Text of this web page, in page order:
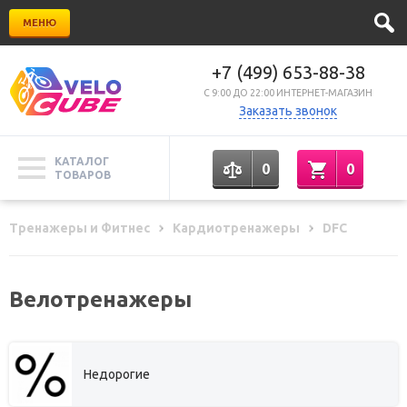
МЕНЮ
+7 (499) 653-88-38
C 9:00 ДО 22:00 ИНТЕРНЕТ-МАГАЗИН
Заказать звонок
КАТАЛОГ
ТОВАРОВ
0 0
Тренажеры и Фитнес Кардиотренажеры DFC
Велотренажеры
Недорогие